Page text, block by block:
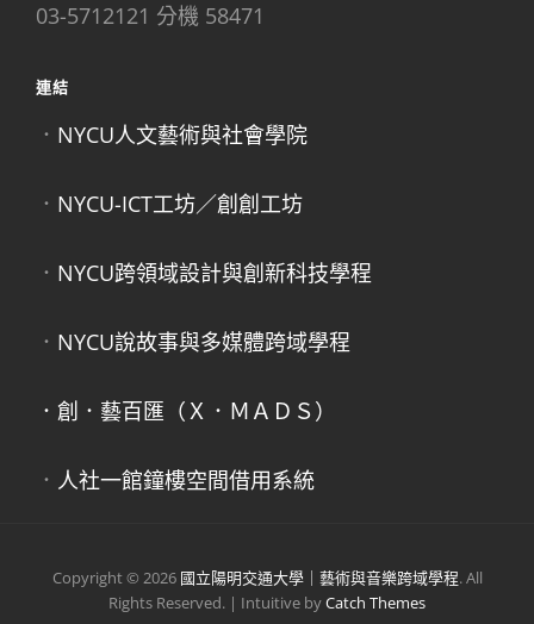
03-5712121 分機 58471
連結
． NYCU人文藝術與社會學院
． NYCU-ICT工坊／創創工坊
． NYCU跨領域設計與創新科技學程
． NYCU說故事與多媒體跨域學程
．創．藝百匯（Ｘ．ＭＡＤＳ）
． 人社一館鐘樓空間借用系統
Copyright © 2026 國立陽明交通大學｜藝術與音樂跨域學程. All
Rights Reserved. | Intuitive byCatch Themes